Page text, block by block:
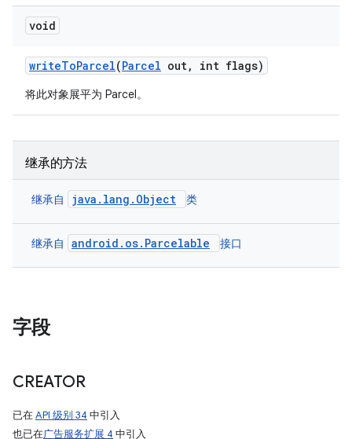
void
writeToParcel(Parcel out, int flags)
将此对象展平为 Parcel。
继承的方法
继承自 java.lang.Object 类
继承自 android.os.Parcelable 接口
字段
CREATOR
已在API 级别 34 中引入
也已在广告服务扩展 4 中引入